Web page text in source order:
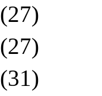
(27)
(27)
(31)